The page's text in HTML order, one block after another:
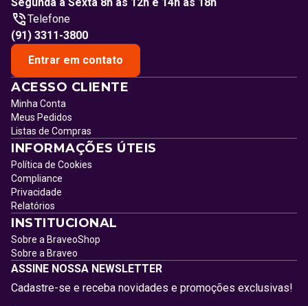
Telefone
(91) 3311-3800
Entrar em contato
ACESSO CLIENTE
Minha Conta
Meus Pedidos
Listas de Compras
INFORMAÇÕES ÚTEIS
Política de Cookies
Compliance
Privacidade
Relatórios
INSTITUCIONAL
Sobre a BraveoShop
Sobre a Braveo
ASSINE NOSSA NEWSLETTER
Cadastre-se e receba novidades e promoções exclusivas!